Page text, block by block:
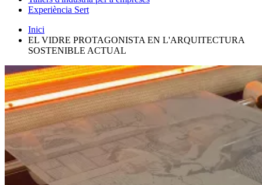
Experiència Sert
Inici
EL VIDRE PROTAGONISTA EN L'ARQUITECTURA
SOSTENIBLE ACTUAL